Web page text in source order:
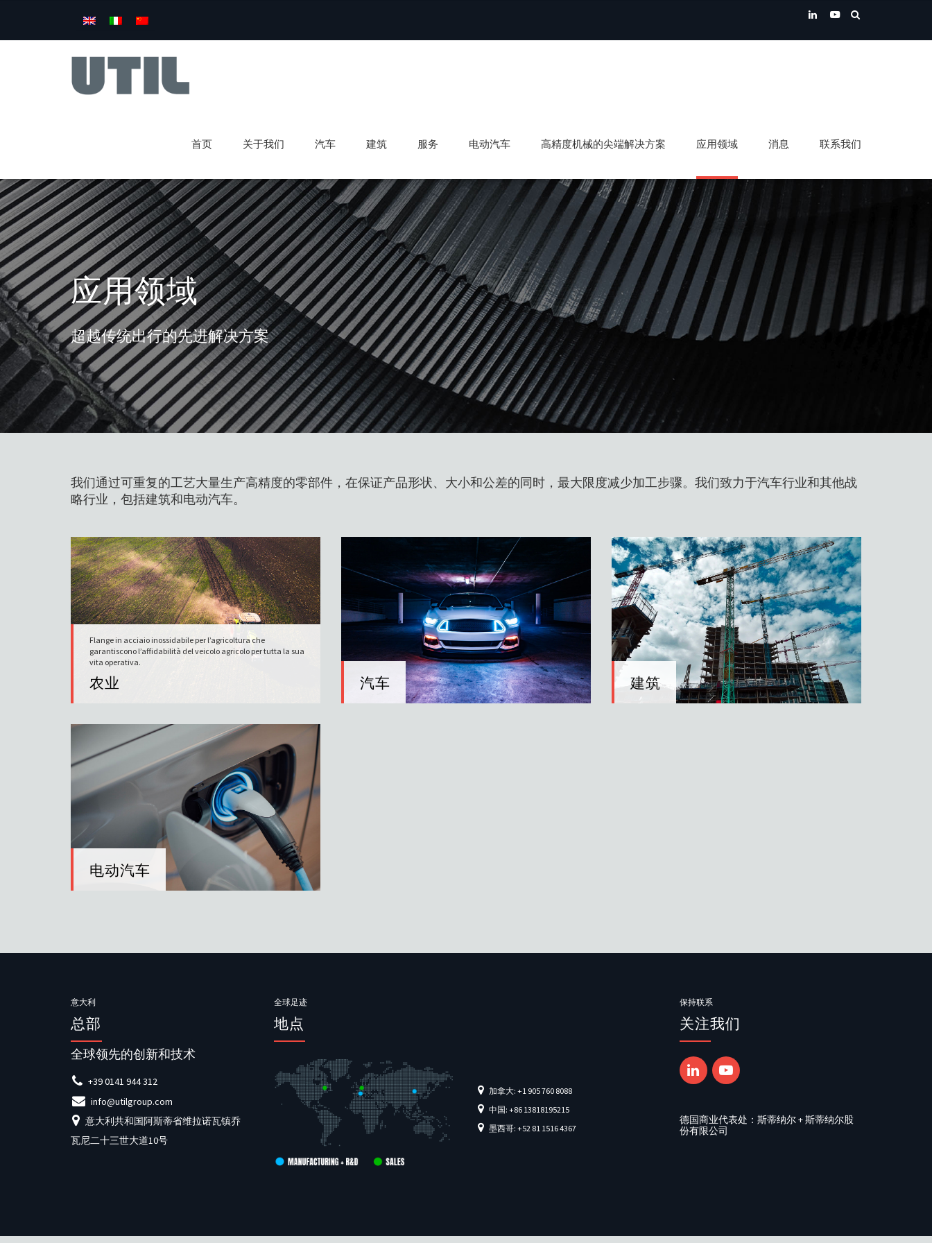
首页 关于我们 汽车 建筑 服务 电动汽车 高精度机械的尖端解决方案 应用领域 消息 联系我们
应用领域
超越传统出行的先进解决方案
我们通过可重复的工艺大量生产高精度的零部件，在保证产品形状、大小和公差的同时，最大限度减少加工步骤。我们致力于汽车行业和其他战
略行业，包括建筑和电动汽车。
Flange in acciaio inossidabile per l’agricoltura che garantiscono
l’affidabilità del veicolo agricolo per tutta la sua vita operativa.
农业
Flange in acciaio inossidabile per l’agricoltura che
garantiscono l’affidabilità del veicolo agricolo per tutta la sua
vita operativa.
农业
汽车
汽车
建筑
建筑
电动汽车
电动汽车
意大利
总部
全球领先的创新和技术
+39 0141 944 312
info@utilgroup.com
意大利共和国阿斯蒂省维拉诺瓦镇乔
瓦尼二十三世大道10号
全球足迹
地点
加拿大: +1 905 760 8088
中国: +86 13818195215
墨西哥: +52 81 1516 4367
保持联系
关注我们
德国商业代表处：斯蒂纳尔 + 斯蒂纳尔股
份有限公司